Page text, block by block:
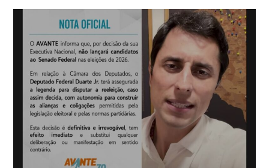
DA
CONVENÇÃO
DO
MDB
E
ESCOLHE
O
AUDITÓRIO
FERNANDO
FALCÃO,
COM
CAPACIDADE
PARA
300
PESSOAS,
PARA
HOMOLOGAR
CANDIDATURA*